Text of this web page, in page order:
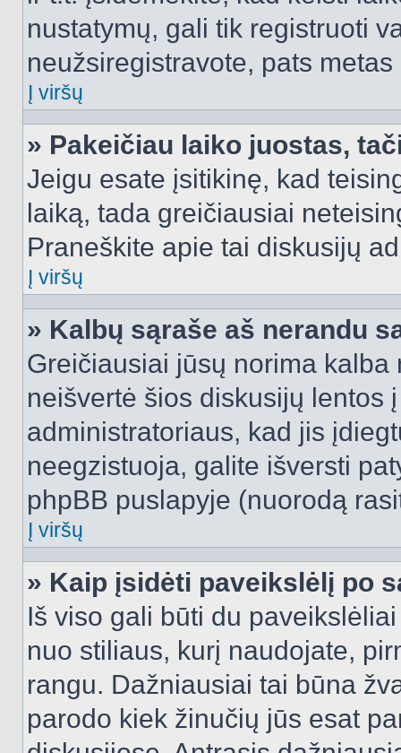
nustatymų, gali tik registruoti
neužsiregistravote, pats
Į viršų
» Pakeičiau laiko juostas,
Jeigu esate įsitikinę, kad
laiką, tada greičiausiai
Praneškite apie tai diskusijų
Į viršų
» Kalbų sąraše aš nerandu
Greičiausiai jūsų norima
neišvertė šios diskusijų lentos
administratoriaus, kad jis
neegzistuoja, galite išversti
phpBB puslapyje (nuorodą
Į viršų
» Kaip įsidėti paveikslėlį po
Iš viso gali būti du
nuo stiliaus, kurį naudojate,
rangu. Dažniausiai tai būna
parodo kiek žinučių jūs esat